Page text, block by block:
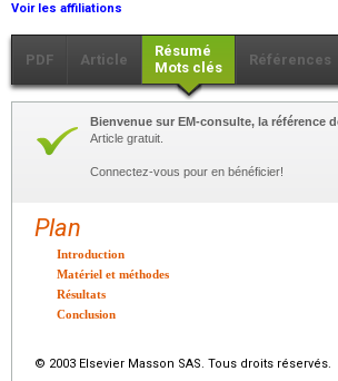
Voir les affiliations
PDF Article
Résumé
Mots clés
Références
Bienvenue sur EM-consulte, la référence
Article gratuit.
Connectez-vous pour en bénéficier!
Plan
Introduction
Matériel et méthodes
Résultats
Conclusion
© 2003 Elsevier Masson SAS. Tous droits réservés.